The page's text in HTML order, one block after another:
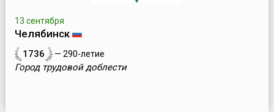
13 сентября
Челябинск
1736 — 290-летие
Город трудовой доблести